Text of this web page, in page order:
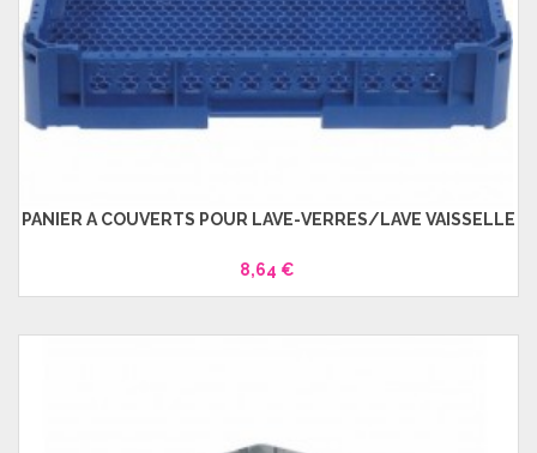
PANIER À COUVERTS POUR LAVE-VERRES/LAVE VAISSELLE
8,64 €